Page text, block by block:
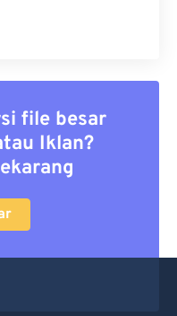
file besar
Iklan?